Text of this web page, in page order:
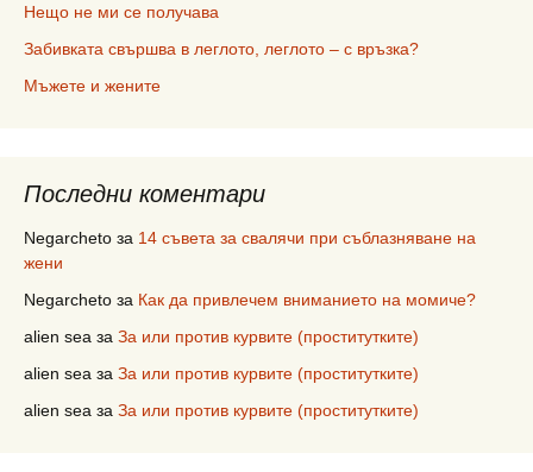
Нещо не ми се получава
Забивката свършва в леглото, леглото – с връзка?
Мъжете и жените
Последни коментари
Negarcheto за 14 съвета за свалячи при съблазняване на
жени
Negarcheto за Как да привлечем вниманието на момиче?
alien sea за За или против курвите (проститутките)
alien sea за За или против курвите (проститутките)
alien sea за За или против курвите (проститутките)